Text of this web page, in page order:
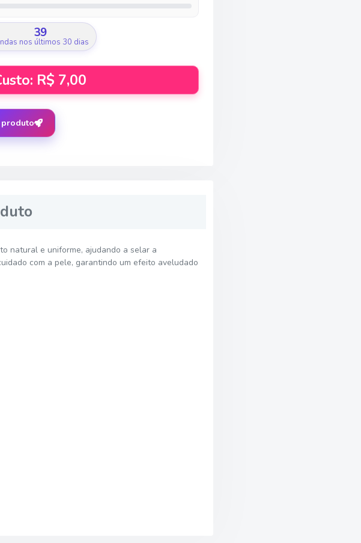
39
nos últimos 30 dias
R$ 7,00
natural e uniforme, ajudando a selar a
com a pele, garantindo um efeito aveludado